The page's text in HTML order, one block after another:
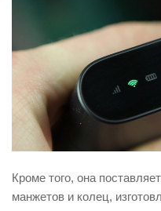
Кроме того, она
манжетов и колец,